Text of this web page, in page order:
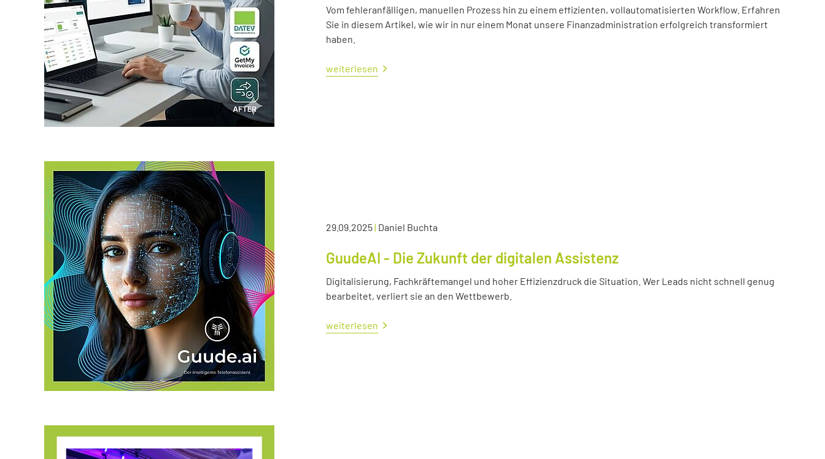
Vom fehleranfälligen, manuellen Prozess hin zu einem effizienten, vollautomatisierten Workflow. Erfahren
Sie in diesem Artikel, wie wir in nur einem Monat unsere Finanzadministration erfolgreich transformiert
haben.
weiterlesen
29.09.2025| Daniel Buchta
GuudeAI - Die Zukunft der digitalen Assistenz
Digitalisierung, Fachkräftemangel und hoher Effizienzdruck die Situation. Wer Leads nicht schnell genug
bearbeitet, verliert sie an den Wettbewerb.
weiterlesen